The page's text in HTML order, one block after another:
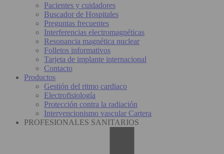
Pacientes y cuidadores
Buscador de Hospitales
Preguntas frecuentes
Interferencias electromagnéticas
Resonancia magnética nuclear
Folletos informativos
Tarjeta de implante internacional
Contacto
Productos
Gestión del ritmo cardiaco
Electrofisiología
Protección contra la radiación
Intervencionismo vascular Cartera
PROFESIONALES SANITARIOS